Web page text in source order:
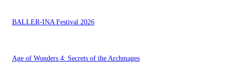
BALLER-INA Festival 2026
Age of Wonders 4: Secrets of the Archmages